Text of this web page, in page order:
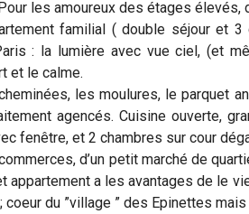
les amoureux des étages élevés,
familial ( double séjour et
: la lumière avec vue ciel, (et
et le calme.
les moulures, le parquet
agencés. Cuisine ouverte,
fenêtre, et 2 chambres sur cour
d’un petit marché de
appartement a les avantages de le
coeur du ”village ” des Epinettes